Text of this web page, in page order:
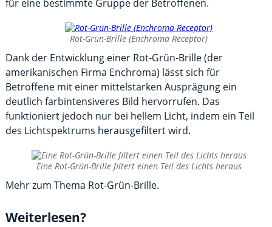
für eine bestimmte Gruppe der Betroffenen.
Rot-Grün-Brille (Enchroma Receptor)
Dank der Entwicklung einer Rot-Grün-Brille (der
amerikanischen Firma Enchroma) lässt sich für
Betroffene mit einer mittelstarken Ausprägung ein
deutlich farbintensiveres Bild hervorrufen. Das
funktioniert jedoch nur bei hellem Licht, indem ein Teil
des Lichtspektrums herausgefiltert wird.
Eine Rot-Grün-Brille filtert einen Teil des Lichts heraus
Mehr zum Thema Rot-Grün-Brille.
Weiterlesen?